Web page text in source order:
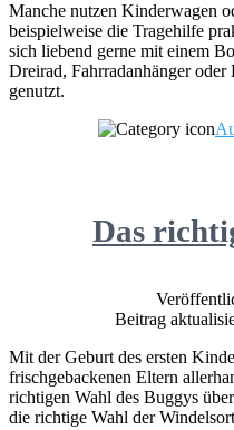
Manche nutzen Kinderwagen
beispielweise die Tragehilfe
sich liebend gerne mit einem
Dreirad, Fahrradanhänger
genutzt.
Das
Beitrag
Mit der Geburt des ersten
frischgebackenen Eltern
richtigen Wahl des Buggys
die richtige Wahl der